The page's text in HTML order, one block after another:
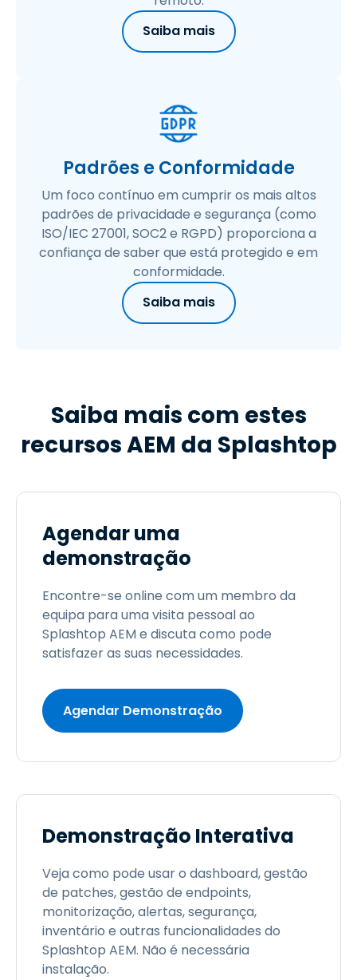
Saiba mais
Padrões e Conformidade
Um foco contínuo em cumprir os mais altos
padrões de privacidade e segurança (como
ISO/IEC 27001, SOC2 e RGPD) proporciona a
confiança de saber que está protegido e em
conformidade.
Saiba mais
Saiba mais com estes
recursos AEM da Splashtop
Agendar uma
demonstração
Encontre-se online com um membro da
equipa para uma visita pessoal ao
Splashtop AEM e discuta como pode
satisfazer as suas necessidades.
Agendar Demonstração
Demonstração Interativa
Veja como pode usar o dashboard, gestão
de patches, gestão de endpoints,
monitorização, alertas, segurança,
inventário e outras funcionalidades do
Splashtop AEM. Não é necessária
instalação.